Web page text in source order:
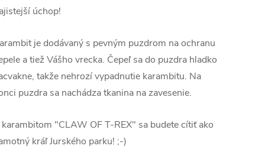
úchop!
je dodávaný s pevným puzdrom na ochranu
a tiež Vášho vrecka. Čepeľ sa do puzdra hladko
takže nehrozí vypadnutie karambitu. Na
puzdra sa nachádza tkanina na zavesenie.
karambitom "CLAW OF T-REX" sa budete cítiť ako
kráľ Jurského parku! ;-)